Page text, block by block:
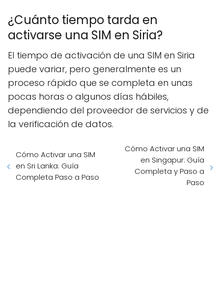
¿Cuánto tiempo tarda en
activarse una SIM en Siria?
El tiempo de activación de una SIM en Siria
puede variar, pero generalmente es un
proceso rápido que se completa en unas
pocas horas o algunos días hábiles,
dependiendo del proveedor de servicios y de
la verificación de datos.
Cómo Activar una SIM
en Sri Lanka: Guía
Completa Paso a Paso
Cómo Activar una SIM
en Singapur: Guía
Completa y Paso a
Paso